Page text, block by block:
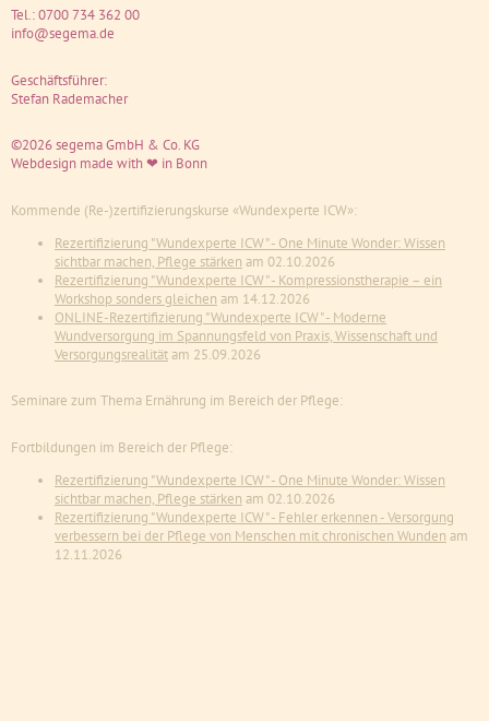
Tel.:0700 734 362 00
info@segema.de
Geschäftsführer:
Stefan Rademacher
©2026 segema GmbH & Co. KG
Webdesign made with ❤ in Bonn
Kommende (Re-)zertifizierungskurse «Wundexperte ICW»:
Rezertifizierung "Wundexperte ICW" - One Minute Wonder: Wissen
sichtbar machen, Pflege stärken am 02.10.2026
Rezertifizierung "Wundexperte ICW" - Kompressionstherapie – ein
Workshop sonders gleichen am 14.12.2026
ONLINE-Rezertifizierung "Wundexperte ICW" - Moderne
Wundversorgung im Spannungsfeld von Praxis, Wissenschaft und
Versorgungsrealitätam 25.09.2026
Seminare zum Thema Ernährung im Bereich der Pflege:
Fortbildungen im Bereich der Pflege:
Rezertifizierung "Wundexperte ICW" - One Minute Wonder: Wissen
sichtbar machen, Pflege stärken am 02.10.2026
Rezertifizierung "Wundexperte ICW" - Fehler erkennen - Versorgung
verbessern bei der Pflege von Menschen mit chronischen Wunden am
12.11.2026